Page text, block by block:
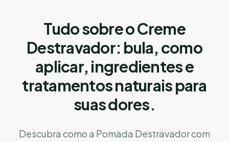
Tudo sobre o Creme
Destravador: bula, como
aplicar, ingredientes e
tratamentos naturais para
suas dores.
Descubra como a Pomada Destravador com